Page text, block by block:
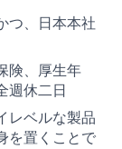
つ、日本本社
険、厚生年
週休二日
レベルな製品
を置くことで